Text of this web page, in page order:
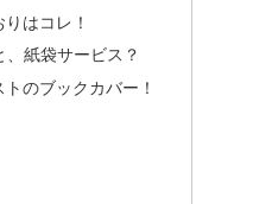
はコレ！
紙袋サービス？
のブックカバー！